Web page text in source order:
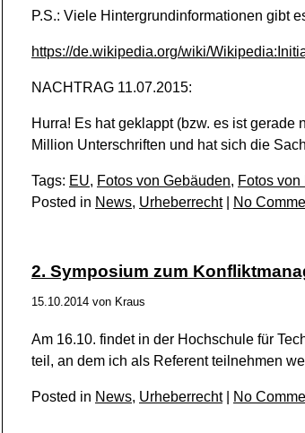
P.S.: Viele Hintergrundinformationen gibt
https://de.wikipedia.org/wiki/
NACHTRAG 11.07.2015:
Hurra! Es hat geklappt (bzw. es ist
Million Unterschriften und hat sich die
Tags: EU, Fotos von Gebäuden, Fotos
Posted in News, Urheberrecht| No
2. Symposium zum
15.10.2014 von Kraus
Am 16.10. findet in der Hochschule für
teil, an dem ich als Referent teilnehmen
Posted in News, Urheberrecht| No